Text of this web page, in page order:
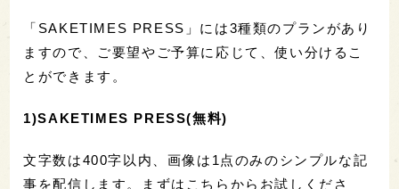
「SAKETIMES PRESS」には3種類のプランがあり
ますので、ご要望やご予算に応じて、使い分けるこ
とができます。
1)SAKETIMES PRESS(無料)
文字数は400字以内、画像は1点のみのシンプルな記
事を配信します。まずはこちらからお試しくださ